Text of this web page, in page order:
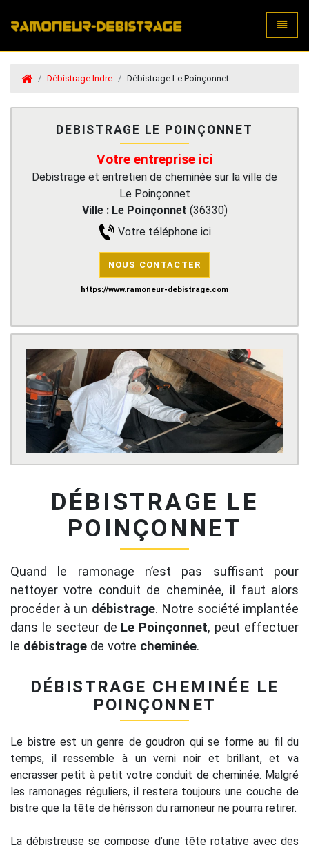
Débistrage Indre Débistrage Le Poinçonnet
DEBISTRAGE LE POINÇONNET
Votre entreprise ici
Debistrage et entretien de cheminée sur la ville de
Le Poinçonnet
Ville : Le Poinçonnet (36330)
Votre téléphone ici
NOUS CONTACTER
https://www.ramoneur-debistrage.com
DÉBISTRAGE LE
POINÇONNET
Quand le ramonage n’est pas suffisant pour
nettoyer votre conduit de cheminée, il faut alors
procéder à un débistrage. Notre société implantée
dans le secteur de Le Poinçonnet, peut effectuer
le débistrage de votre cheminée.
DÉBISTRAGE CHEMINÉE LE
POINÇONNET
Le bistre est un genre de goudron qui se forme au fil du
temps, il ressemble à un verni noir et brillant, et va
encrasser petit à petit votre conduit de cheminée. Malgré
les ramonages réguliers, il restera toujours une couche de
bistre que la tête de hérisson du ramoneur ne pourra retirer.
La débistreuse se compose d’une tête rotative avec des